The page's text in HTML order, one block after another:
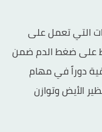
التي تعمل على
على ضغط الدم ضمن
دوراً في مهام
الأيض وتوازن